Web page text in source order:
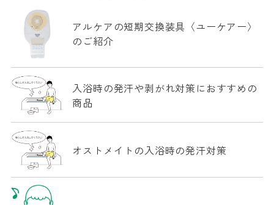
アルケアの短期交換装具〈ユーケアー〉
のご紹介
入浴時の発汗や剥がれ対策におすすめの
商品
オストメイトの入浴時の発汗対策